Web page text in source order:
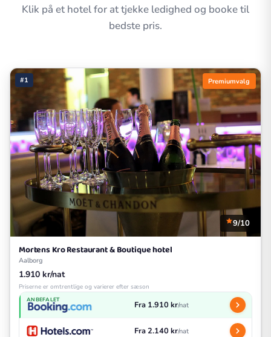
Klik på et hotel for at tjekke ledighed og booke til
bedste pris.
#1 Premiumvalg
9/10
Mortens Kro Restaurant & Boutique hotel
Aalborg
1.910 kr/nat
Priserne er omtrentlige og varierer efter sæson
ANBEFALET Fra 1.910 kr/nat
Fra 2.140 kr/nat